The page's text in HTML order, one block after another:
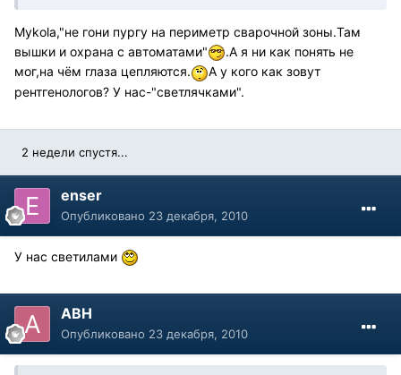
Mykola,"не гони пургу на периметр сварочной зоны.Там
вышки и охрана с автоматами"
.А я ни как понять не
мог,на чём глаза цепляются.
А у кого как зовут
рентгенологов? У нас-"светлячками".
2 недели спустя...
enser
Опубликовано 23 декабря, 2010
У нас светилами
АВН
Опубликовано 23 декабря, 2010